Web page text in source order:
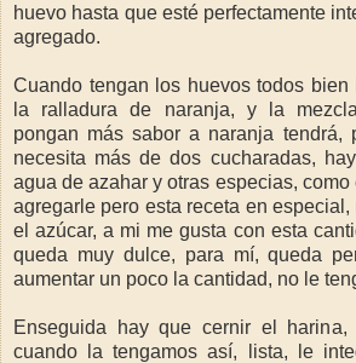
huevo hasta que esté perfectamente
agregado.
Cuando tengan los huevos todos bien
la ralladura de naranja, y la
pongan más sabor a naranja tendrá,
necesita más de dos cucharadas,
agua de azahar y otras especias,
agregarle pero esta receta en
el azúcar, a mi me gusta con esta
queda muy dulce, para mí, queda
aumentar un poco la cantidad, no le
Enseguida hay que cernir el
cuando la tengamos así, lista, le